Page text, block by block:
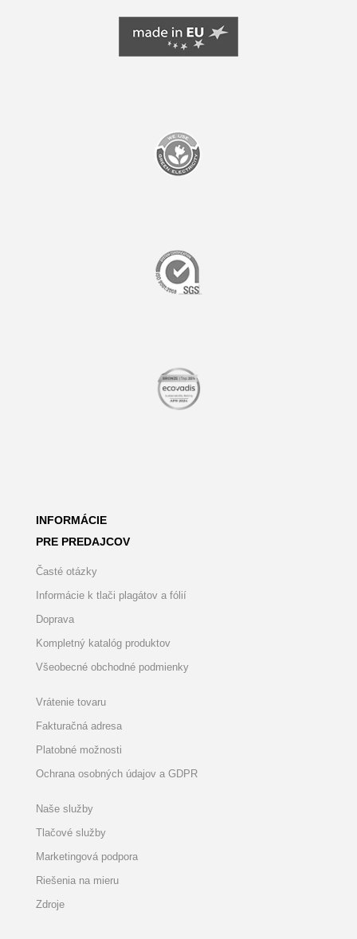
INFORMÁCIE
PRE PREDAJCOV
Časté otázky
Informácie k tlači plagátov a fólií
Doprava
Kompletný katalóg produktov
Všeobecné obchodné podmienky
Vrátenie tovaru
Fakturačná adresa
Platobné možnosti
Ochrana osobných údajov a GDPR
Naše služby
Tlačové služby
Marketingová podpora
Riešenia na mieru
Zdroje